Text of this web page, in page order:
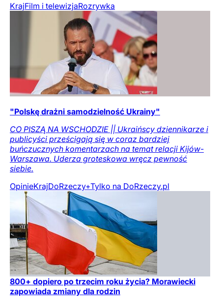
KrajFilm i telewizjaRozrywka
"Polskę drażni samodzielność Ukrainy"
CO PISZĄ NA WSCHODZIE || Ukraińscy dziennikarze i
publicyści prześcigają się w coraz bardziej
buńczucznych komentarzach na temat relacji Kijów-
Warszawa. Uderza groteskowa wręcz pewność
siebie.
OpinieKrajDoRzeczy+Tylko na DoRzeczy.pl
800+ dopiero po trzecim roku życia? Morawiecki
zapowiada zmiany dla rodzin